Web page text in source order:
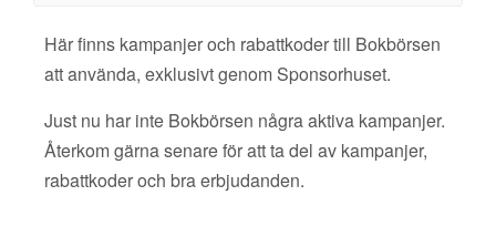
Här finns kampanjer och rabattkoder till Bokbörsen
att använda, exklusivt genom Sponsorhuset.
Just nu har inte Bokbörsen några aktiva kampanjer.
Återkom gärna senare för att ta del av kampanjer,
rabattkoder och bra erbjudanden.